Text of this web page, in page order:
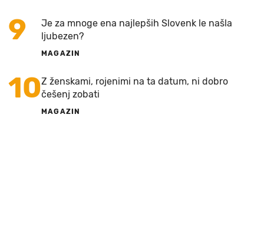
9
Je za mnoge ena najlepših Slovenk le našla
ljubezen?
MAGAZIN
10Z ženskami, rojenimi na ta datum, ni dobro
češenj zobati
MAGAZIN